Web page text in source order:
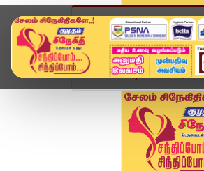
முகப்பு விளையாட்டு
Home வீடியோ ஸ்டோரி